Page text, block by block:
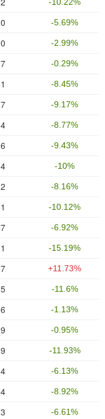
-5.69%
-2.99%
-0.29%
-8.45%
-9.17%
-8.77%
-9.43%
-10%
-8.16%
-10.12%
-6.92%
-15.19%
+11.73%
-11.6%
-1.13%
-0.95%
-11.93%
-6.13%
-8.92%
-6.61%